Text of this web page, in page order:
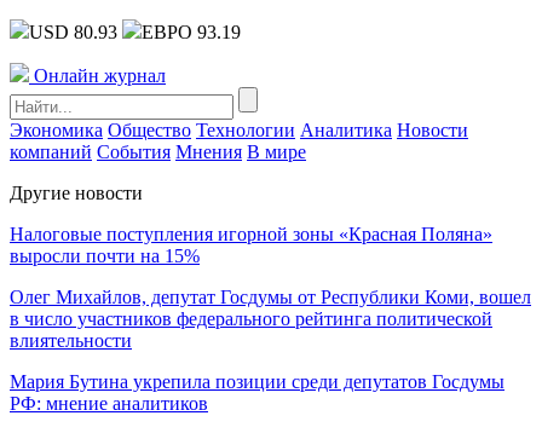
USD 80.93 ЕВРО 93.19
Онлайн журнал
Экономика Общество Технологии Аналитика Новости
компаний События Мнения В мире
Другие новости
Налоговые поступления игорной зоны «Красная Поляна»
выросли почти на 15%
Олег Михайлов, депутат Госдумы от Республики Коми, вошел
в число участников федерального рейтинга политической
влиятельности
Мария Бутина укрепила позиции среди депутатов Госдумы
РФ: мнение аналитиков